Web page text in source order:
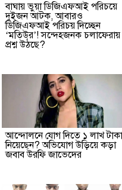
বাঘায় ভুয়া ডিজিএফআই পরিচয়ে
দুইজন আটক, আবারও
ডিজিএফআই পরিচয় দিচ্ছেন
‘মতিউর’! সন্দেহজনক চলাফেরায়
প্রশ্ন উঠছে?
আন্দোলনে যোগ দিতে ১ লাখ টাকা
নিয়েছেন? অভিযোগ উড়িয়ে কড়া
জবাব উরফি জাভেদের